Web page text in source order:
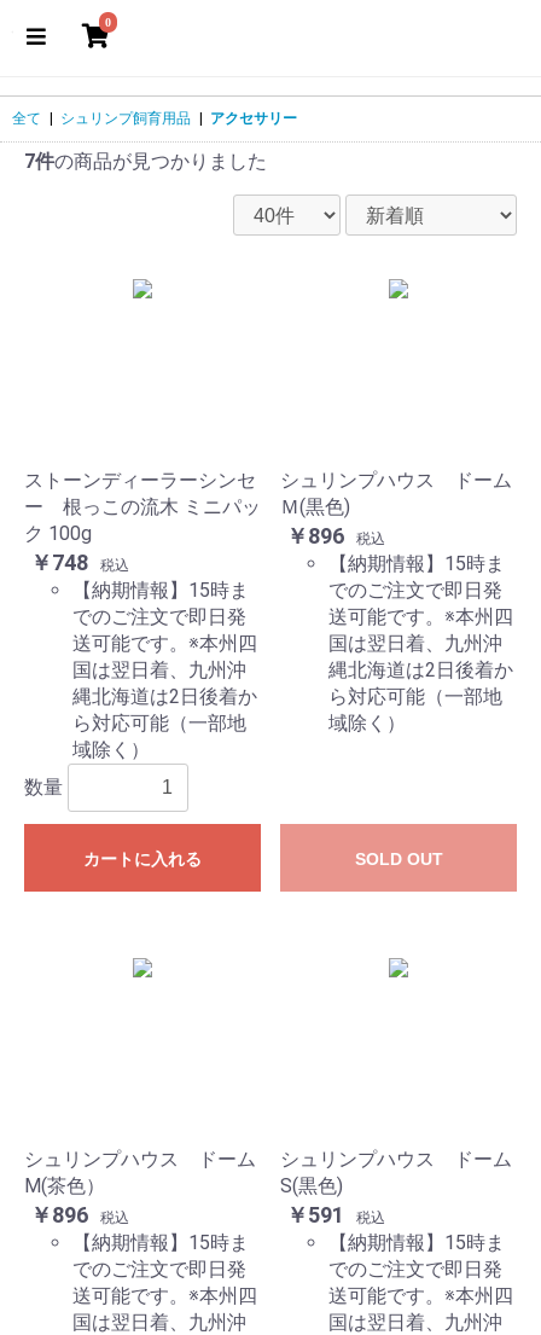
0
全て シュリンプ飼育用品 アクセサリー
7件の商品が見つかりました
ストーンディーラーシンセ
ー 根っこの流木 ミニパッ
ク 100g
￥748 税込
【納期情報】15時ま
でのご注文で即日発
送可能です。※本州四
国は翌日着、九州沖
縄北海道は2日後着か
ら対応可能（一部地
域除く）
数量
カートに入れる
シュリンプハウス ドーム
Ｍ(黒色)
￥896 税込
【納期情報】15時ま
でのご注文で即日発
送可能です。※本州四
国は翌日着、九州沖
縄北海道は2日後着か
ら対応可能（一部地
域除く）
SOLD OUT
シュリンプハウス ドーム
M(茶色）
￥896 税込
【納期情報】15時ま
でのご注文で即日発
送可能です。※本州四
国は翌日着、九州沖
シュリンプハウス ドーム
S(黒色)
￥591 税込
【納期情報】15時ま
でのご注文で即日発
送可能です。※本州四
国は翌日着、九州沖